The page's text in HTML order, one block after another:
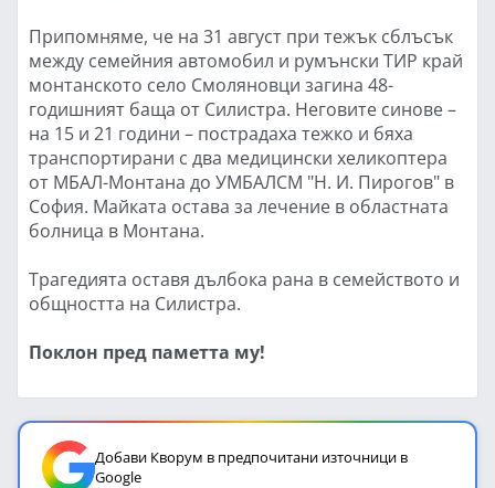
Припомняме, че на 31 август при тежък сблъсък
между семейния автомобил и румънски ТИР край
монтанското село Смоляновци загина 48-
годишният баща от Силистра. Неговите синове –
на 15 и 21 години – пострадаха тежко и бяха
транспортирани с два медицински хеликоптера
от МБАЛ-Монтана до УМБАЛСМ "Н. И. Пирогов" в
София. Майката остава за лечение в областната
болница в Монтана.
Трагедията оставя дълбока рана в семейството и
общността на Силистра.
Поклон пред паметта му!
Добави Кворум в предпочитани източници в
Google